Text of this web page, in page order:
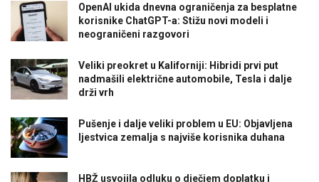
OpenAI ukida dnevna ograničenja za besplatne
korisnike ChatGPT-a: Stižu novi modeli i
neograničeni razgovori
Veliki preokret u Kaliforniji: Hibridi prvi put
nadmašili električne automobile, Tesla i dalje
drži vrh
Pušenje i dalje veliki problem u EU: Objavljena
ljestvica zemalja s najviše korisnika duhana
HBŽ usvojila odluku o dječjem doplatku i